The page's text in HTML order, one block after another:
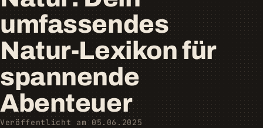
umfassendes
Natur-Lexikon für
spannende
Abenteuer
Veröffentlicht am 05.06.2025